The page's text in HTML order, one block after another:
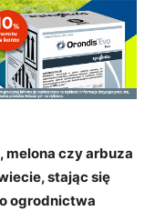
melona czy arbuza
stając się
ogrodnictwa